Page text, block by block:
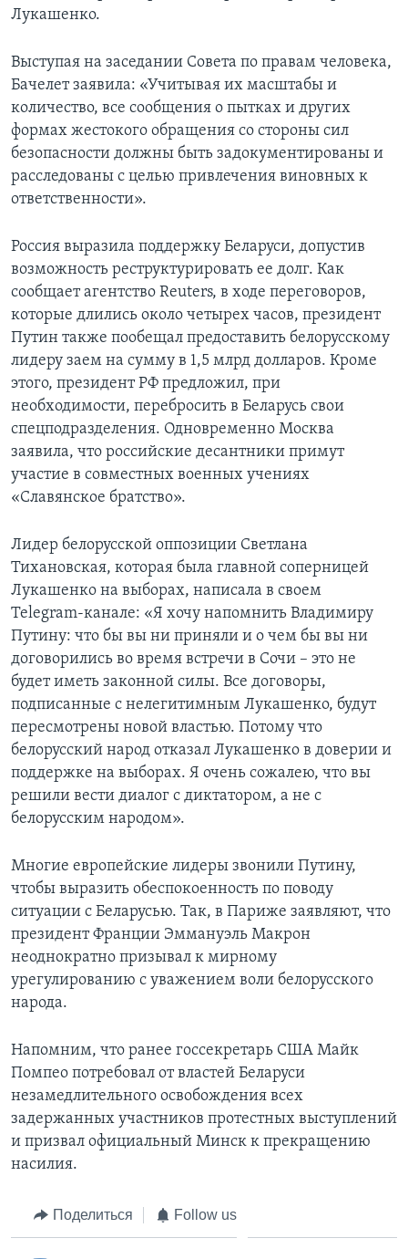
Лукашенко.
Выступая на заседании Совета по правам человека,
Бачелет заявила: «Учитывая их масштабы и
количество, все сообщения о пытках и других
формах жестокого обращения со стороны сил
безопасности должны быть задокументированы и
расследованы с целью привлечения виновных к
ответственности».
Россия выразила поддержку Беларуси, допустив
возможность реструктурировать ее долг. Как
сообщает агентство Reuters, в ходе переговоров,
которые длились около четырех часов, президент
Путин также пообещал предоставить белорусскому
лидеру заем на сумму в 1,5 млрд долларов. Кроме
этого, президент РФ предложил, при
необходимости, перебросить в Беларусь свои
спецподразделения. Одновременно Москва
заявила, что российские десантники примут
участие в совместных военных учениях
«Славянское братство».
Лидер белорусской оппозиции Светлана
Тихановская, которая была главной соперницей
Лукашенко на выборах, написала в своем
Telegram-канале: «Я хочу напомнить Владимиру
Путину: что бы вы ни приняли и о чем бы вы ни
договорились во время встречи в Сочи – это не
будет иметь законной силы. Все договоры,
подписанные с нелегитимным Лукашенко, будут
пересмотрены новой властью. Потому что
белорусский народ отказал Лукашенко в доверии и
поддержке на выборах. Я очень сожалею, что вы
решили вести диалог с диктатором, а не с
белорусским народом».
Многие европейские лидеры звонили Путину,
чтобы выразить обеспокоенность по поводу
ситуации с Беларусью. Так, в Париже заявляют, что
президент Франции Эммануэль Макрон
неоднократно призывал к мирному
урегулированию с уважением воли белорусского
народа.
Напомним, что ранее госсекретарь США Майк
Помпео потребовал от властей Беларуси
незамедлительного освобождения всех
задержанных участников протестных выступлений
и призвал официальный Минск к прекращению
насилия.
Поделиться Follow us